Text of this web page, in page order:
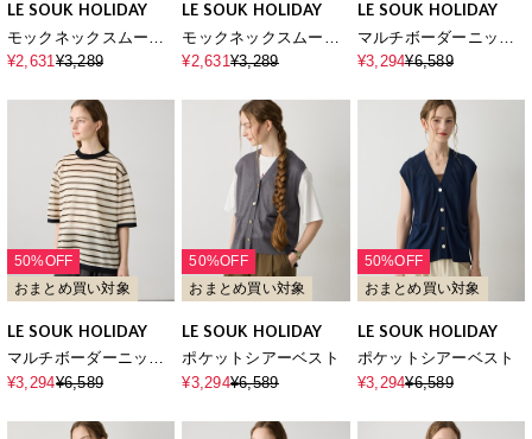
LE SOUK HOLIDAY
モックネックスムースT
シャツ【接触冷感・吸
¥2,631¥3,289
LE SOUK HOLIDAY
モックネックスムースT
シャツ【接触冷感・吸
¥2,631¥3,289
LE SOUK HOLIDAY
マルチボーダーニット
プルオーバー【ハンド
¥3,294¥6,589
50%OFF
おまとめ買い対象
LE SOUK HOLIDAY
マルチボーダーニット
プルオーバー【ハンド
¥3,294¥6,589
50%OFF
おまとめ買い対象
LE SOUK HOLIDAY
ポケットシアーベスト
¥3,294¥6,589
50%OFF
おまとめ買い対象
LE SOUK HOLIDAY
ポケットシアーベスト
¥3,294¥6,589